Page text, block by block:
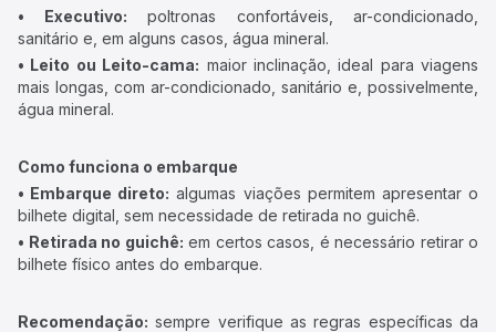
• Executivo: poltronas confortáveis, ar-condicionado,
sanitário e, em alguns casos, água mineral.
• Leito ou Leito-cama: maior inclinação, ideal para viagens
mais longas, com ar-condicionado, sanitário e, possivelmente,
água mineral.
Como funciona o embarque
• Embarque direto: algumas viações permitem apresentar o
bilhete digital, sem necessidade de retirada no guichê.
• Retirada no guichê: em certos casos, é necessário retirar o
bilhete físico antes do embarque.
Recomendação: sempre verifique as regras específicas da